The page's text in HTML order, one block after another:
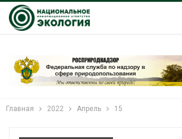
Главная 2022 Апрель 15